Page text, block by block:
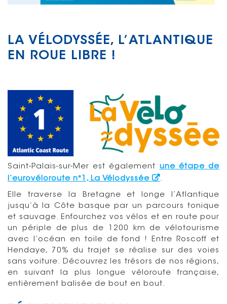
LA VÉLODYSSÉE, L’ATLANTIQUE
EN ROUE LIBRE !
Saint-Palais-sur-Mer est également une étape de
l’eurovéloroute n°1, La Vélodyssée
.
Elle traverse la Bretagne et longe l’Atlantique
jusqu’à la Côte basque par un parcours tonique
et sauvage. Enfourchez vos vélos et en route pour
un périple de plus de 1200 km de vélotourisme
avec l’océan en toile de fond ! Entre Roscoff et
Hendaye, 70% du trajet se réalise sur des voies
sans voiture. Découvrez les trésors de nos régions,
en suivant la plus longue véloroute française,
entièrement balisée de bout en bout.